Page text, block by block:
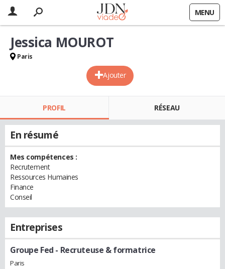
MENU
Ajouter
Jessica MOUROT
Paris
PROFIL RÉSEAU
En résumé
Mes compétences :
Recrutement
Ressources Humaines
Finance
Conseil
Entreprises
Groupe Fed - Recruteuse & formatrice
Paris